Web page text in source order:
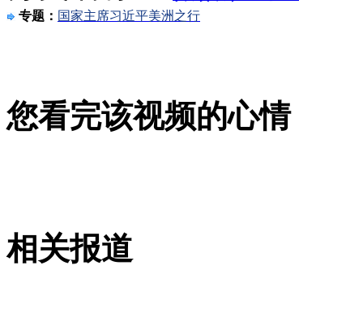
开发南沙渔业高薪仍招人难 业界吁建渔业学校
吉林宝源丰禽业公司火灾部分轻伤者出院
专题： 国家主席习近平美洲之行
您看完该视频的心情
相关报道